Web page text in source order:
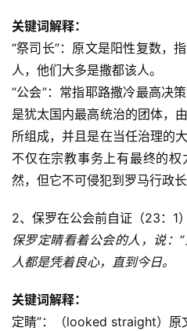
关键词解释：
“祭司长”：原文是阳性复数，
人，他们大多是撒都该人。
“公会”：常指耶路撒冷最高决
是犹太国内最高统治的团体，
所组成，并且是在当任治理的
不仅在宗教事务上有最终的
然，但它不可侵犯到罗马行政长
2、保罗在公会前自证（23：1）
保罗定睛看着公会的人，说：
人都是凭着良心，直到今日。
关键词解释：
定睛”：（looked straight）原